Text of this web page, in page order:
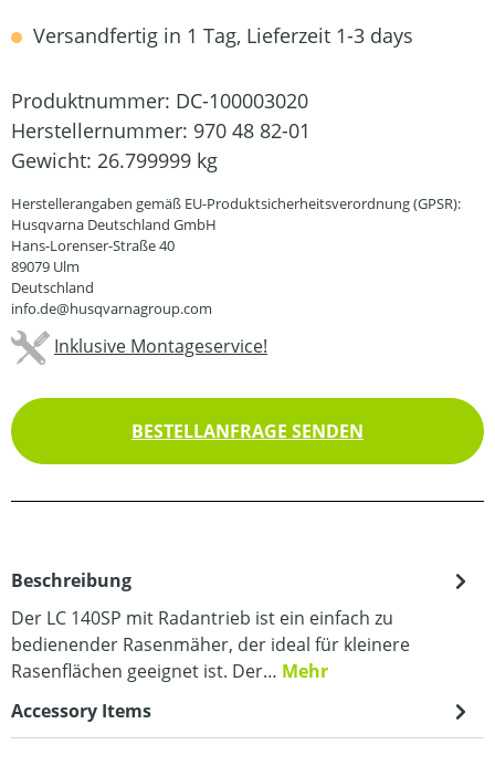
Versandfertig in 1 Tag, Lieferzeit 1-3 days
Produktnummer: DC-100003020
Herstellernummer: 970 48 82-01
Gewicht: 26.799999 kg
Herstellerangaben gemäß EU-Produktsicherheitsverordnung (GPSR):
Husqvarna Deutschland GmbH
Hans-Lorenser-Straße 40
89079 Ulm
Deutschland
info.de@husqvarnagroup.com
Inklusive Montageservice!
BESTELLANFRAGE SENDEN
Beschreibung
Der LC 140SP mit Radantrieb ist ein einfach zu
bedienender Rasenmäher, der ideal für kleinere
Rasenflächen geeignet ist. Der… Mehr
Accessory Items